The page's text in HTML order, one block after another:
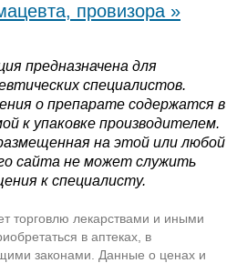
провизора »
предназначена для
специалистов.
о препарате содержатся в
к упаковке производителем.
на этой или любой
сайта не может служить
к специалисту.
торговлю лекарствами и иными
в аптеках, в
законами. Данные о ценах и